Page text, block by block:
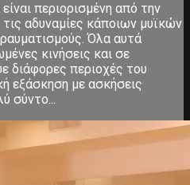
περιορισμένη από την
αδυναμίες κάποιων μυϊκών
Όλα αυτά
κινήσεις και σε
διάφορες περιοχές του
εξάσκηση με ασκήσεις
σύντο...